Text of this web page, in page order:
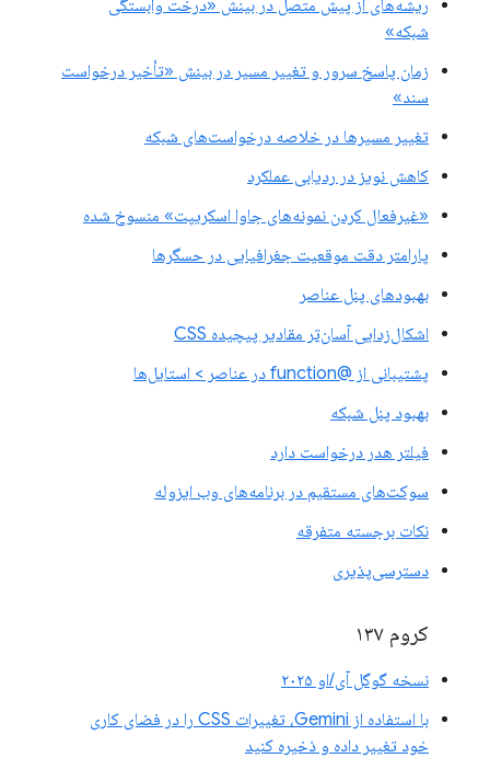
ریشه‌های از پیش متصل در بینش «درخت وابستگی
شبکه»
زمان پاسخ سرور و تغییر مسیر در بینش «تأخیر درخواست
سند»
تغییر مسیرها در خلاصه درخواست‌های شبکه
کاهش نویز در ردیابی عملکرد
«غیرفعال کردن نمونه‌های جاوا اسکریپت» منسوخ شده
پارامتر دقت موقعیت جغرافیایی در حسگرها
بهبودهای پنل عناصر
اشکال‌زدایی آسان‌تر مقادیر پیچیده CSS
پشتیبانی از @function در عناصر > استایل‌ها
بهبود پنل شبکه
فیلتر هدر درخواست دارد
سوکت‌های مستقیم در برنامه‌های وب ایزوله
نکات برجسته متفرقه
دسترسی‌پذیری
کروم ۱۳۷
نسخه گوگل آی/او ۲۰۲۵
با استفاده از Gemini، تغییرات CSS را در فضای کاری
خود تغییر داده و ذخیره کنید